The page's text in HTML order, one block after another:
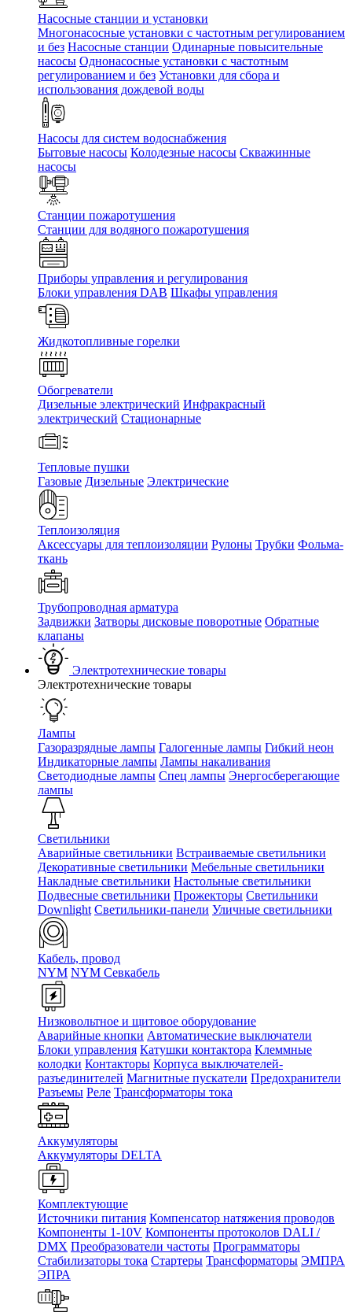
Насосные станции и установки
Многонасосные установки с частотным регулированием
и без Насосные станции Одинарные повысительные
насосы Однонасосные установки с частотным
регулированием и без Установки для сбора и
использования дождевой воды
Насосы для систем водоснабжения
Бытовые насосы Колодезные насосы Скважинные
насосы
Станции пожаротушения
Станции для водяного пожаротушения
Приборы управления и регулирования
Блоки управления DAB Шкафы управления
Жидкотопливные горелки
Обогреватели
Дизельные электрический Инфракрасный
электрический Стационарные
Тепловые пушки
Газовые Дизельные Электрические
Теплоизоляция
Аксессуары для теплоизоляции Рулоны Трубки Фольма-
ткань
Трубопроводная арматура
Задвижки Затворы дисковые поворотные Обратные
клапаны
Электротехнические товары
Электротехнические товары
Лампы
Газоразрядные лампы Галогенные лампы Гибкий неон
Индикаторные лампы Лампы накаливания
Светодиодные лампы Спец лампы Энергосберегающие
лампы
Светильники
Аварийные светильники Встраиваемые светильники
Декоративные светильники Мебельные светильники
Накладные светильники Настольные светильники
Подвесные светильники Прожекторы Светильники
Downlight Светильники-панели Уличные светильники
Кабель, провод
NYM NYM Севкабель
Низковольтное и щитовое оборудование
Аварийные кнопки Автоматические выключатели
Блоки управления Катушки контактора Клеммные
колодки Контакторы Корпуса выключателей-
разъединителей Магнитные пускатели Предохранители
Разъемы Реле Трансформаторы тока
Аккумуляторы
Аккумуляторы DELTA
Комплектующие
Источники питания Компенсатор натяжения проводов
Компоненты 1-10V Компоненты протоколов DALI /
DMX Преобразователи частоты Программаторы
Стабилизаторы тока Стартеры Трансформаторы ЭМПРА
ЭПРА